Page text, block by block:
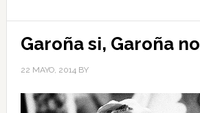
Garoña si, Garoña no
22 MAYO, 2014 BY